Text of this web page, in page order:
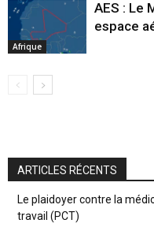
Afrique
AES : Le
espace
ARTICLES RÉCENTS
Le plaidoyer contre la
travail (PCT)